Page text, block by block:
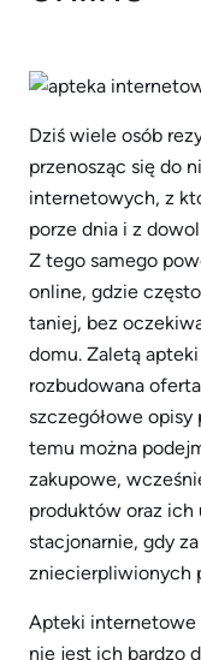
Dziś wiele osób
przenosząc się do
internetowych, z
porze dnia i z
Z tego samego
online, gdzie
taniej, bez
domu. Zaletą
rozbudowana
szczegółowe
temu można
zakupowe,
produktów oraz
stacjonarnie, gdy
zniecierpliwionych
Apteki internetowe
nie jest ich bardzo